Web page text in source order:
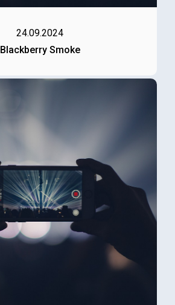
24.09.2024
Blackberry Smoke